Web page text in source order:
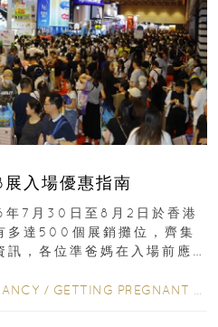
入場優惠指南
年7月30日至8月2日於香港
多達500個展銷攤位，齊集
訊，各位準爸媽在入場前應
/ GETTING PREGNANT